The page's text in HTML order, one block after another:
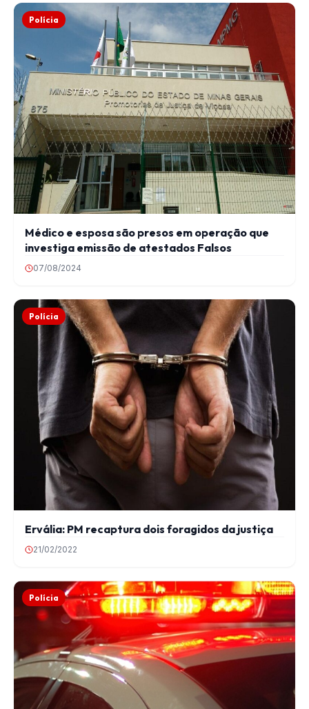
Polícia
Médico e esposa são presos em operação que
investiga emissão de atestados Falsos
07/08/2024
Polícia
Ervália: PM recaptura dois foragidos da justiça
21/02/2022
Polícia